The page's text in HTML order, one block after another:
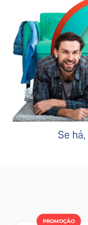
Se há,
PROMOÇÂO